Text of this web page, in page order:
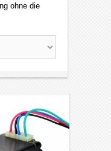
ohne die